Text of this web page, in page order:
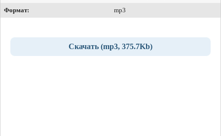
Формат:
mp3
Скачать (mp3, 375.7Kb)